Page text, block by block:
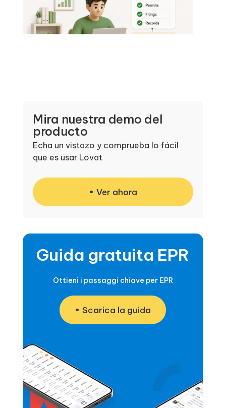
Mira nuestra demo del
producto
Echa un vistazo y comprueba lo fácil
que es usar Lovat
Ver ahora
Guida gratuita EPR
Ottieni i passaggi chiave per EPR
Scarica la guida